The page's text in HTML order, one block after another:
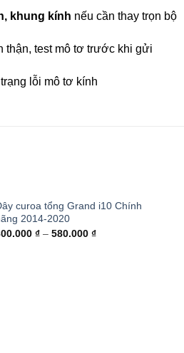
khung kính nếu cần thay trọn bộ
thận, test mô tơ trước khi gửi
lỗi mô tơ kính
curoa tổng Grand i10 Chính
2014-2020
₫ –580.000₫